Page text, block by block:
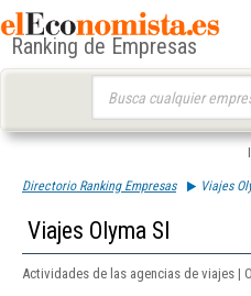
Ranking de Empresas
Directorio Ranking Empresas Viajes
Viajes Olyma Sl
Actividades de las agencias de viajes |